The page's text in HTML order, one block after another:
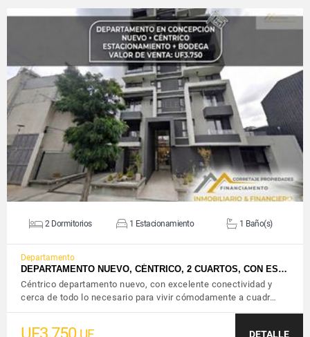
VER DETALLES
2 Dormitorios 1 Estacionamiento 1 Baño(s)
Departamento
DEPARTAMENTO NUEVO, CÉNTRICO, 2 CUARTOS, CON ES…
Céntrico departamento nuevo, con excelente conectividad y
cerca de todo lo necesario para vivir cómodamente a cuadr…
DETALLE